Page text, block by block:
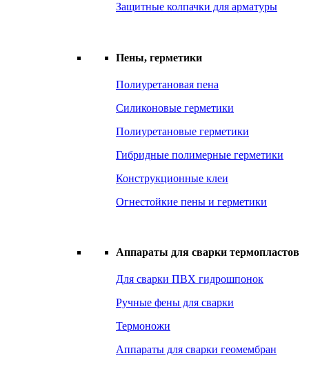
Защитные колпачки для арматуры
Пены, герметики
Полиуретановая пена
Силиконовые герметики
Полиуретановые герметики
Гибридные полимерные герметики
Конструкционные клеи
Огнестойкие пены и герметики
Аппараты для сварки термопластов
Для сварки ПВХ гидрошпонок
Ручные фены для сварки
Термоножи
Аппараты для сварки геомембран